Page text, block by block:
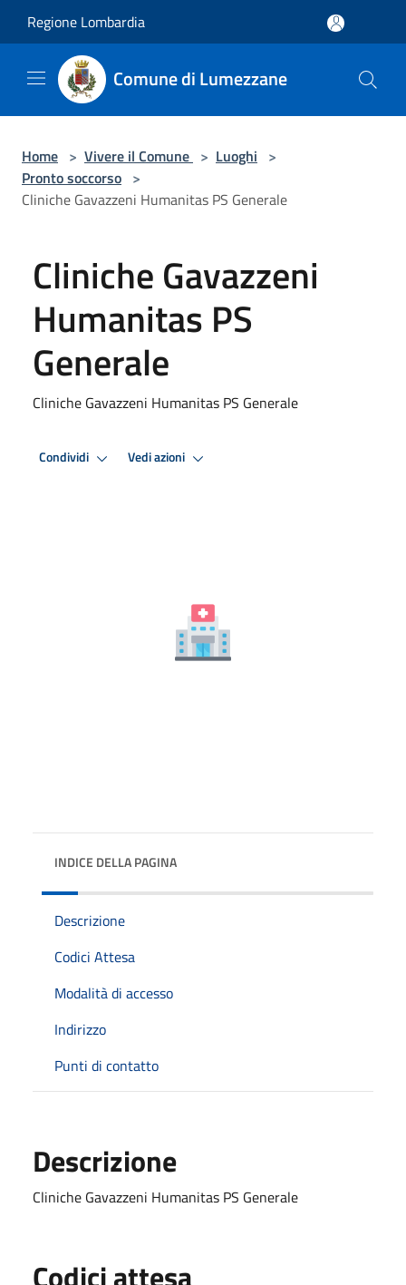
Regione Lombardia
Comune di Lumezzane
Home > Vivere il Comune > Luoghi >
Pronto soccorso >
Cliniche Gavazzeni Humanitas PS Generale
Cliniche Gavazzeni
Humanitas PS
Generale
Cliniche Gavazzeni Humanitas PS Generale
Condividi Vedi azioni
INDICE DELLA PAGINA
Descrizione
Codici Attesa
Modalità di accesso
Indirizzo
Punti di contatto
Descrizione
Cliniche Gavazzeni Humanitas PS Generale